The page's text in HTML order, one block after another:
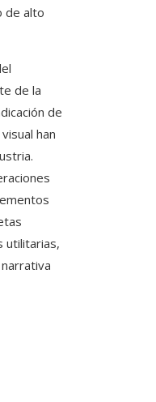
de alto
de la
de
han
utilitarias,